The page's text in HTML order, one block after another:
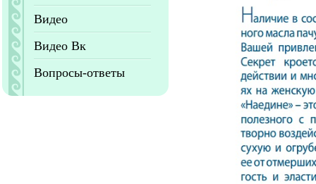
Видео
Видео Вк
Вопросы-ответы